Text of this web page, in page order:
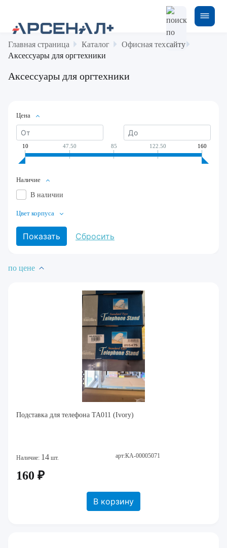
Главная страница Каталог
Офисная техника
Аксессуары для оргтехники
Аксессуары для оргтехники
Цена
10 47.50 85 122.50 160
Наличие
В наличии
Цвет корпуса
по цене
Подставка для телефона TA011 (Ivory)
Наличие: 14 шт. арт:КА-00005071
160 ₽
В корзину